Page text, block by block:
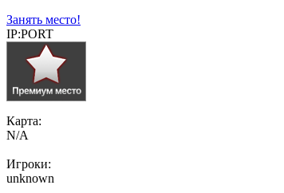
Занять место!
IP:PORT
Карта:
N/A
Игроки:
unknown